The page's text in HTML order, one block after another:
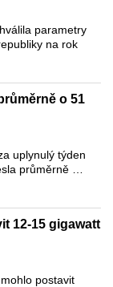
parametry
na rok
o 51
uplynulý týden
průměrně …
12-15 gigawatt
postavit